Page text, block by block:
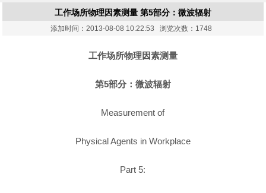
工作场所物理因素测量 第5部分：微波辐射
添加时间：2013-08-08 10:22:53 浏览次数：1748
工作场所物理因素测量
第5部分：微波辐射
Measurement of
Physical Agents in Workplace
Part 5: